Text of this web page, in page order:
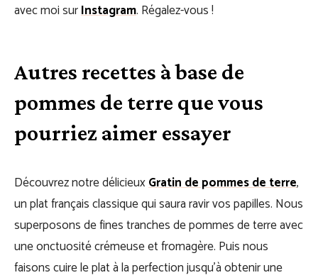
avec moi surInstagram. Régalez-vous !
Autres recettes à base de
pommes de terre que vous
pourriez aimer essayer
Découvrez notre délicieuxGratin de pommes de terre,
un plat français classique qui saura ravir vos papilles. Nous
superposons de fines tranches de pommes de terre avec
une onctuosité crémeuse et fromagère. Puis nous
faisons cuire le plat à la perfection jusqu’à obtenir une